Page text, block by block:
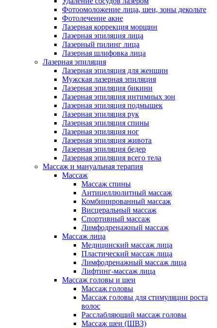
Фотоомоложение лица, шеи, зоны декольте
Фотолечение акне
Лазерная коррекция морщин
Лазерная эпиляция лица
Лазерный пилинг лица
Лазерная шлифовка лица
Лазерная эпиляция
Лазерная эпиляция для женщин
Мужская лазерная эпиляция
Лазерная эпиляция бикини
Лазерная эпиляция интимных зон
Лазерная эпиляция подмышек
Лазерная эпиляция рук
Лазерная эпиляция спины
Лазерная эпиляция ног
Лазерная эпиляция живота
Лазерная эпиляция бедер
Лазерная эпиляция всего тела
Массаж и мануальная терапия
Массаж
Массаж спины
Антицеллюлитный массаж
Комбинированный массаж
Висцеральный массаж
Спортивный массаж
Лимфодренажный массаж
Массаж лица
Медицинский массаж лица
Пластический массаж лица
Лимфодренажный массаж лица
Лифтинг-массаж лица
Массаж головы и шеи
Массаж головы
Массаж головы для стимуляции роста
волос
Расслабляющий массаж головы
Массаж шеи (ШВЗ)